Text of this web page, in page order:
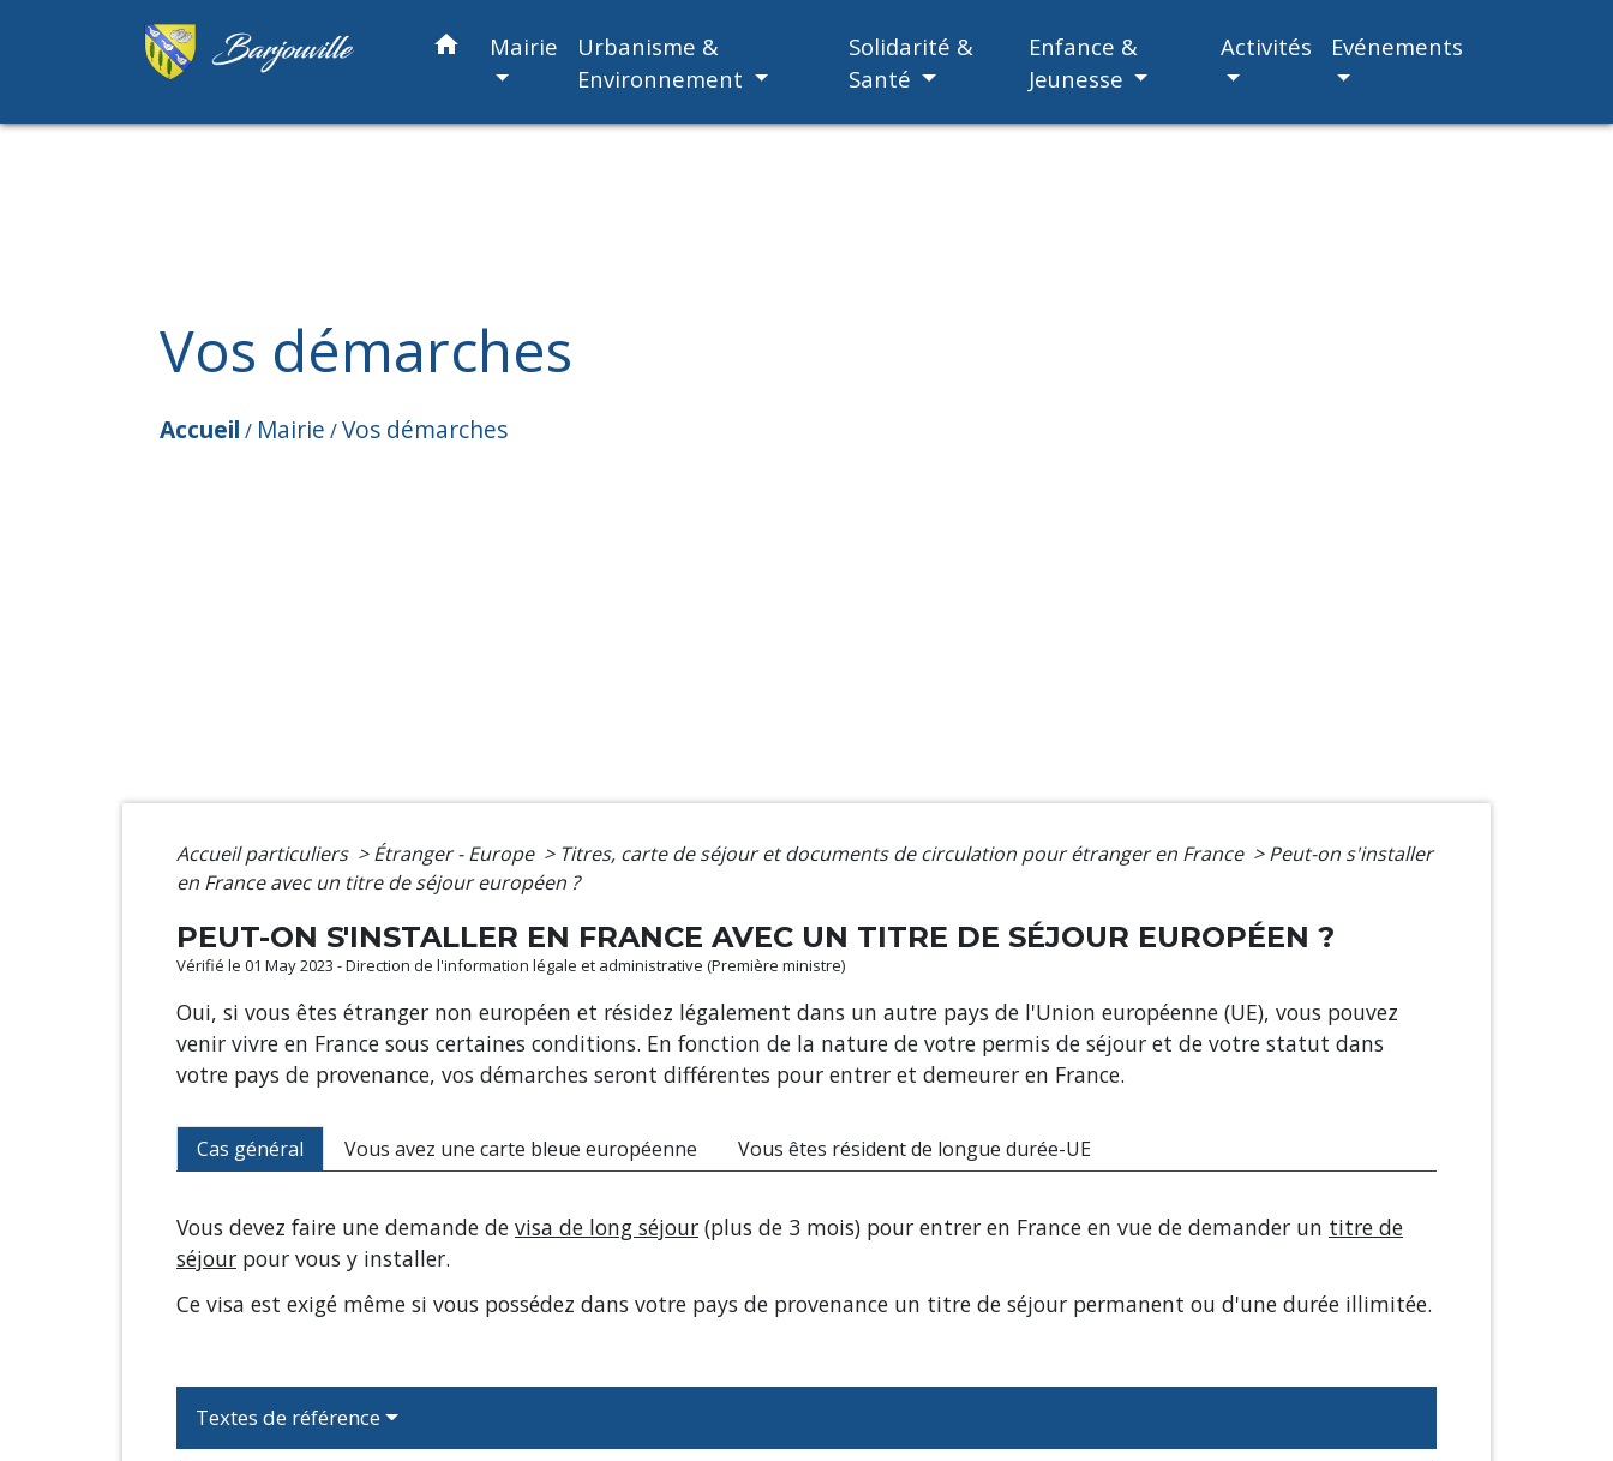
home Mairie
Urbanisme &
Environnement
Solidarité &
Santé
Enfance &
Jeunesse
Activités Evénements
Vos démarches
Accueil / Mairie /Vos démarches
Accueil particuliers > Étranger - Europe > Titres, carte de séjour et documents de circulation pour étranger en France > Peut-on s'installer
en France avec un titre de séjour européen ?
PEUT-ON S'INSTALLER EN FRANCE AVEC UN TITRE DE SÉJOUR EUROPÉEN ?
Vérifié le 01 May 2023 - Direction de l'information légale et administrative (Première ministre)
Oui, si vous êtes étranger non européen et résidez légalement dans un autre pays de l'Union européenne (UE), vous pouvez
venir vivre en France sous certaines conditions. En fonction de la nature de votre permis de séjour et de votre statut dans
votre pays de provenance, vos démarches seront différentes pour entrer et demeurer en France.
Cas général Vous avez une carte bleue européenne Vous êtes résident de longue durée-UE
Vous devez faire une demande de visa de long séjour (plus de 3 mois) pour entrer en France en vue de demander un titre de
séjour pour vous y installer.
Ce visa est exigé même si vous possédez dans votre pays de provenance un titre de séjour permanent ou d'une durée illimitée.
Textes de référence